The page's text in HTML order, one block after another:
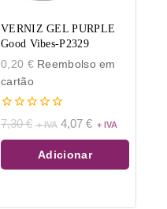
VERNIZ GEL PURPLE
Good Vibes-P2329
0,20 €Reembolso em
cartão
0
de
5
7,30€ 4,07 €
Adicionar